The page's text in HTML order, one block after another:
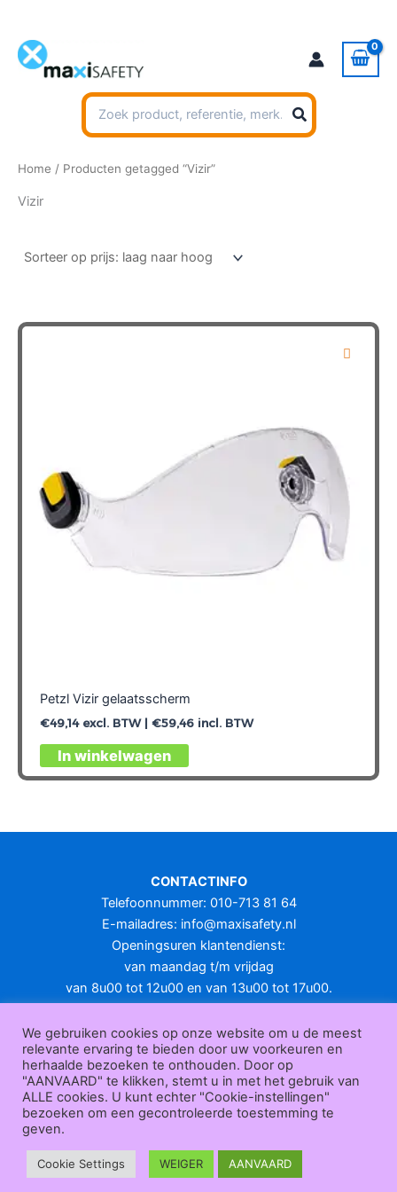
inhoud
Zoeken
naar:
Home / Producten getagged “Vizir”
Vizir
Petzl Vizir gelaatsscherm
€49,14excl. BTW | €59,46incl. BTW
In winkelwagen
CONTACTINFO
Telefoonnummer: 010-713 81 64
E-mailadres: info@maxisafety.nl
Openingsuren klantendienst:
van maandag t/m vrijdag
van 8u00 tot 12u00 en van 13u00 tot 17u00.
KLANTENSERVICE
Over
ons|Bedrijfsgegevens| F.A.Q.|Bestelprocedure | Betaling
ending | Retourneren|Herroepingsrecht|Herroepingsfunctie
ederverkoop|Bedrukken|Contact
Algemene voorwaarden
Maxisafety.nl © 2026
We gebruiken cookies op onze website om u de meest
relevante ervaring te bieden door uw voorkeuren en
herhaalde bezoeken te onthouden. Door op
"AANVAARD" te klikken, stemt u in met het gebruik van
ALLE cookies. U kunt echter "Cookie-instellingen"
bezoeken om een gecontroleerde toestemming te
geven.
Cookie Settings WEIGER AANVAARD